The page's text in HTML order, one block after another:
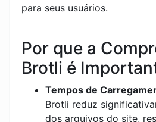
para seus usuários.
Por que a
Brotli é
Tempos de
Brotli reduz
dos arquivos do site,